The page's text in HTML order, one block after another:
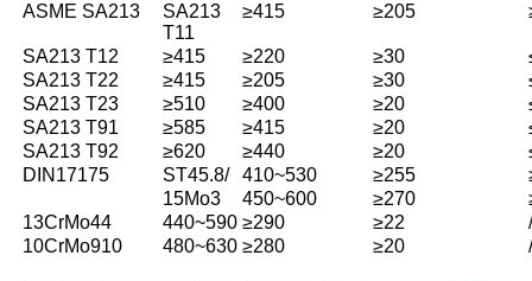
ASME SA213
SA213
T11
≥415 ≥205
SA213 T12 ≥415 ≥220 ≥30
SA213 T22
≥415 ≥205 ≥30
SA213 T23
≥510 ≥400 ≥20
SA213 T91
≥585 ≥415 ≥20
SA213 T92
≥620 ≥440 ≥20
DIN17175
ST45.8/ 410~530 ≥255
15Mo3
450~600 ≥270
13CrMo44
440~590 ≥290 ≥22
/
10CrMo910
480~630 ≥280 ≥20 /